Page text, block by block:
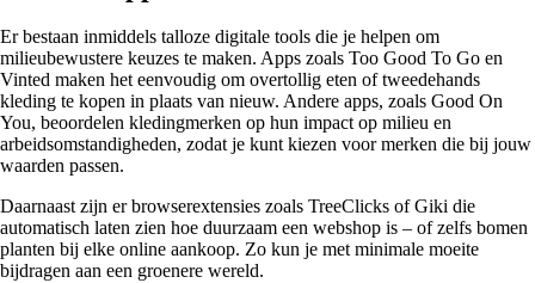
Er bestaan inmiddels talloze digitale tools die je helpen om
milieubewustere keuzes te maken. Apps zoals Too Good To Go en
Vinted maken het eenvoudig om overtollig eten of tweedehands
kleding te kopen in plaats van nieuw. Andere apps, zoals Good On
You, beoordelen kledingmerken op hun impact op milieu en
arbeidsomstandigheden, zodat je kunt kiezen voor merken die bij jouw
waarden passen.
Daarnaast zijn er browserextensies zoals TreeClicks of Giki die
automatisch laten zien hoe duurzaam een webshop is – of zelfs bomen
planten bij elke online aankoop. Zo kun je met minimale moeite
bijdragen aan een groenere wereld.